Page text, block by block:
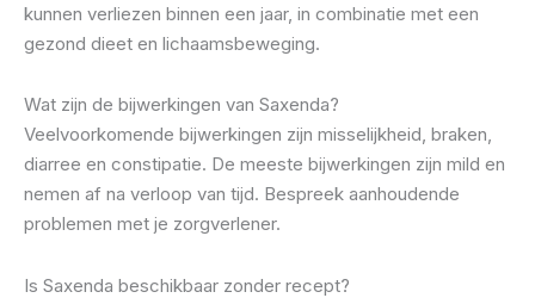
kunnen verliezen binnen een jaar, in combinatie met een
gezond dieet en lichaamsbeweging.
Wat zijn de bijwerkingen van Saxenda?
Veelvoorkomende bijwerkingen zijn misselijkheid, braken,
diarree en constipatie. De meeste bijwerkingen zijn mild en
nemen af na verloop van tijd. Bespreek aanhoudende
problemen met je zorgverlener.
Is Saxenda beschikbaar zonder recept?